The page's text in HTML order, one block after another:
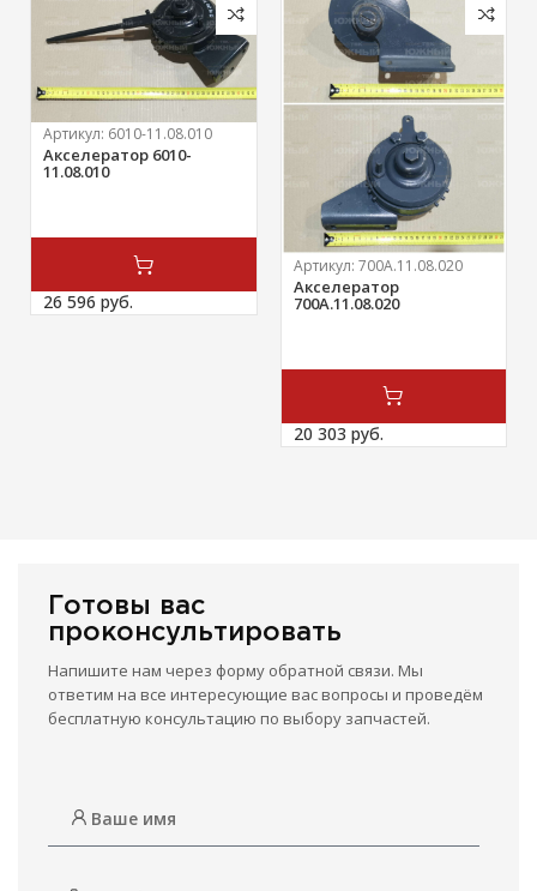
Артикул: 6010-11.08.010
Акселератор 6010-
11.08.010
26 596 руб.
Артикул: 700А.11.08.020
Акселератор
700А.11.08.020
20 303 руб.
Готовы вас
проконсультировать
Напишите нам через форму обратной связи. Мы
ответим на все интересующие вас вопросы и проведём
бесплатную консультацию по выбору запчастей.